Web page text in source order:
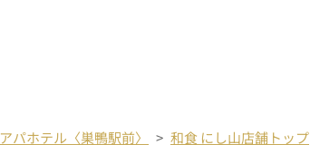
アパホテル〈巣鴨駅前〉
和食 にし山店舗トップ